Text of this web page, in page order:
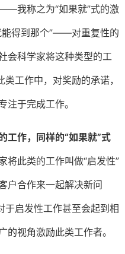
我称之为“如果就”式的激
能得到那个”——对重复性的
会科学家将这种类型的工
工作中，对奖励的承诺，
注于完成工作。
工作，同样的“如果就”式
将此类的工作叫做“启发性”
户合作来一起解决新问
于启发性工作甚至会起到相
的视角激励此类工作者。